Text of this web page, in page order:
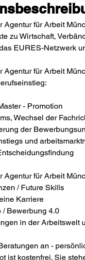
Agentur für Arbeit
zu Wirtschaft,
EURES-Netzwerk
Agentur für Arbeit
- Promotion
Wechsel der
der
und
Agentur für Arbeit
/ Future Skills
Karriere
Bewerbung 4.0
in der Arbeitswelt
an -
ist kostenfrei. Sie